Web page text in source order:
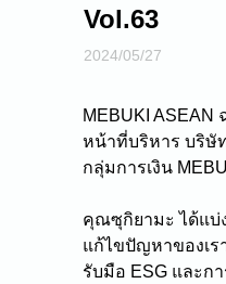
Vol.63
2024/05/27
MEBUKI
หน้าที่บริหาร บริษั
กลุ่มการเงิน
คุณซุกิยามะ ได้แบ่
แก้ไขปัญหาของเร
รับมือ ESG และก